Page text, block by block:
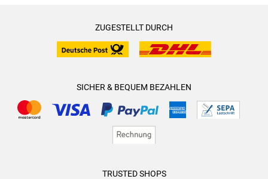
ZUGESTELLT DURCH
SICHER & BEQUEM BEZAHLEN
TRUSTED SHOPS